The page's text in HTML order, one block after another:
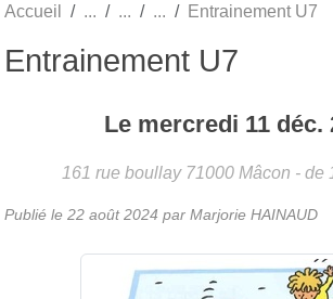
Accueil Entrainement U7
Entrainement U7
Le mercredi 11 déc.
161 rue boullay 71000 Mâcon - de
Publié le 22 août 2024 par Marjorie HAINAUD